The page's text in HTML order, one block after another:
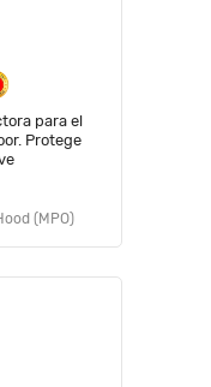
para el
Protege
(MPO)